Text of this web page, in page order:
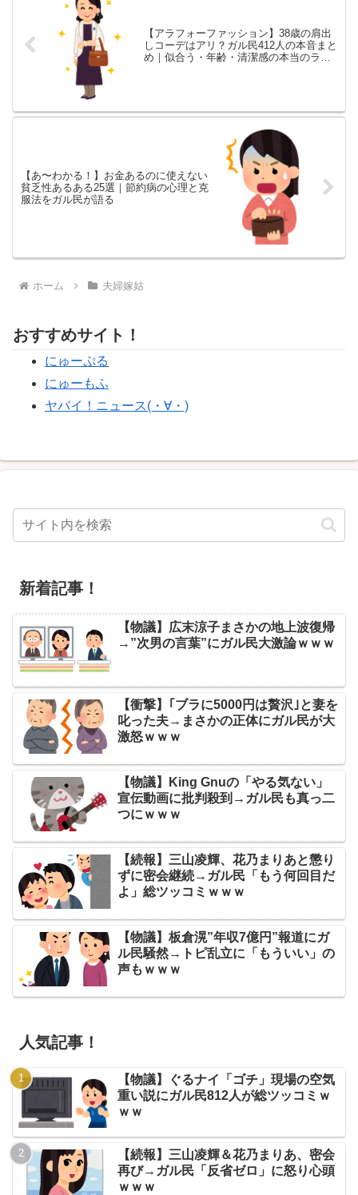
【アラフォーファッション】38歳の肩出
しコーデはアリ？ガル民412人の本音まと
め｜似合う・年齢・清潔感の本当のライ
【あ〜わかる！】お金あるのに使えない
貧乏性あるある25選｜節約病の心理と克
服法をガル民が語る
ホーム 夫婦嫁姑
おすすめサイト！
にゅーぷる
にゅーもふ
ヤバイ！ニュース(・∀・)
新着記事！
【物議】広末涼子まさかの地上波復帰
→”次男の言葉”にガル民大激論ｗｗｗ
【衝撃】｢ブラに5000円は贅沢｣と妻を
叱った夫→まさかの正体にガル民が大
激怒ｗｗｗ
【物議】King Gnuの「やる気ない」
宣伝動画に批判殺到→ガル民も真っ二
つにｗｗｗ
【続報】三山凌輝、花乃まりあと懲り
ずに密会継続→ガル民「もう何回目だ
よ」総ツッコミｗｗｗ
【物議】板倉滉”年収7億円”報道にガ
ル民騒然→トピ乱立に「もういい」の
声もｗｗｗ
人気記事！
【物議】ぐるナイ「ゴチ」現場の空気
重い説にガル民812人が総ツッコミｗ
ｗｗ
【続報】三山凌輝＆花乃まりあ、密会
再び→ガル民「反省ゼロ」に怒り心頭
ｗｗｗ